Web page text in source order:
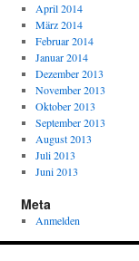
April 2014
März 2014
Februar 2014
Januar 2014
Dezember 2013
November 2013
Oktober 2013
September 2013
August 2013
Juli 2013
Juni 2013
Meta
Anmelden